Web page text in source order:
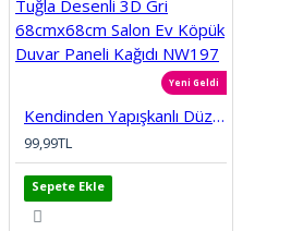
Yeni Geldi
Kendinden Yapışkanlı Düz Tuğla Desenli 3D Gri 68cmx68cm Salon Ev Köpük Duvar Paneli Kağıdı NW197
99,99TL
Sepete Ekle